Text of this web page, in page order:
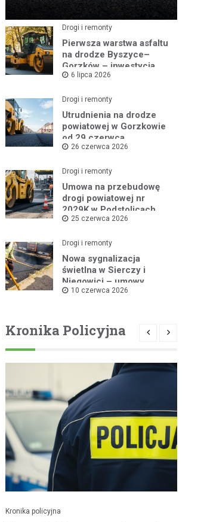
Drogi i remonty
Pierwsza warstwa asfaltu
na drodze Byszyce–
Gorzków – inwestycja
nabiera tempa!
6 lipca 2026
Drogi i remonty
Utrudnienia na drodze
powiatowej w Gorzkowie
od 29 czerwca
26 czerwca 2026
Drogi i remonty
Umowa na przebudowę
drogi powiatowej nr
2029K w Podstolicach
podpisana!
25 czerwca 2026
Drogi i remonty
Nowa sygnalizacja
świetlna w Sierczy i
Niegowici – umowy
podpisane!
10 czerwca 2026
Kronika Policyjna
Kronika policyjna